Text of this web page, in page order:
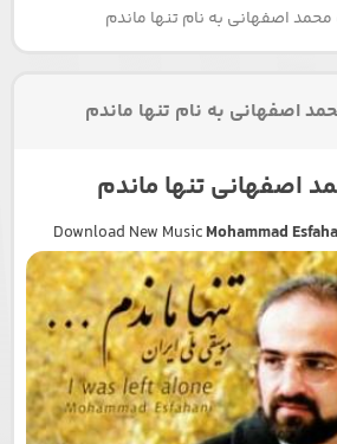
اصفهانی به نام تنها ماندم
اصفهانی به نام تنها ماندم
اصفهانی تنها ماندم
Download New MusicMohammad